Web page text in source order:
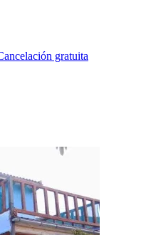
gratuita